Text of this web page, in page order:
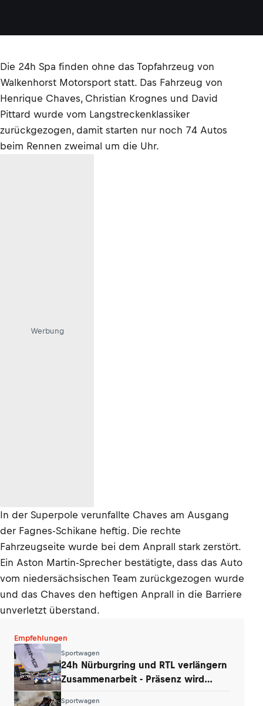
Die 24h Spa finden ohne das Topfahrzeug von
Walkenhorst Motorsport statt. Das Fahrzeug von
Henrique Chaves, Christian Krognes und David
Pittard wurde vom Langstreckenklassiker
zurückgezogen, damit starten nur noch 74 Autos
beim Rennen zweimal um die Uhr.
Werbung
In der Superpole verunfallte Chaves am Ausgang
der Fagnes-Schikane heftig. Die rechte
Fahrzeugseite wurde bei dem Anprall stark zerstört.
Ein Aston Martin-Sprecher bestätigte, dass das Auto
vom niedersächsischen Team zurückgezogen wurde
und das Chaves den heftigen Anprall in die Barriere
unverletzt überstand.
Empfehlungen
Sportwagen
24h Nürburgring und RTL verlängern
Zusammenarbeit - Präsenz wird
Sportwagen